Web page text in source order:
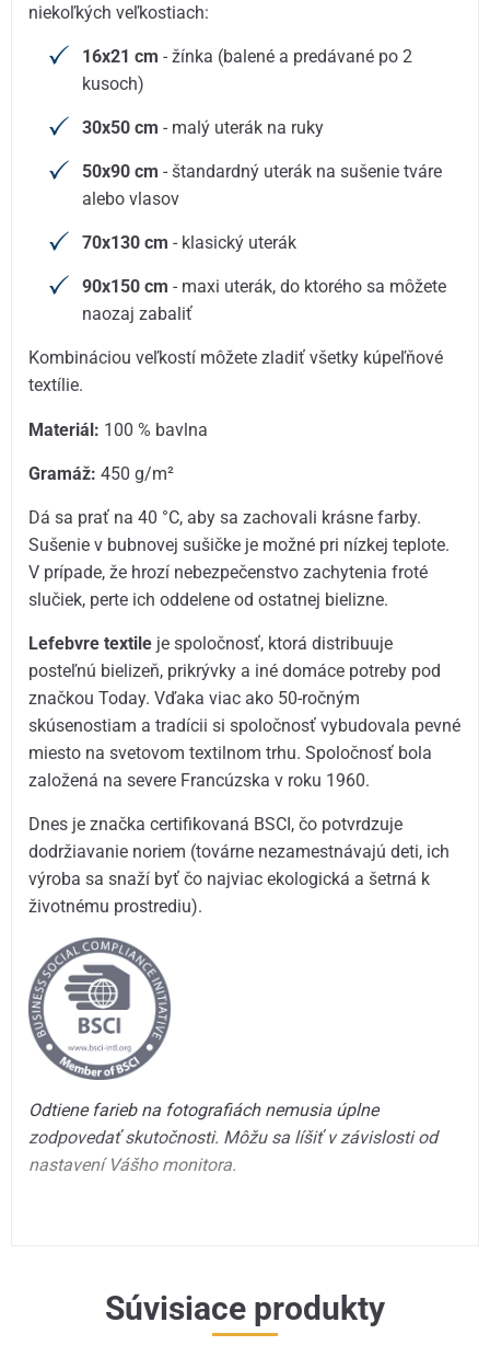
niekoľkých veľkostiach:
16x21 cm - žínka (balené a predávané po 2
kusoch)
30x50 cm - malý uterák na ruky
50x90 cm - štandardný uterák na sušenie tváre
alebo vlasov
70x130 cm - klasický uterák
90x150 cm - maxi uterák, do ktorého sa môžete
naozaj zabaliť
Kombináciou veľkostí môžete zladiť všetky kúpeľňové
textílie.
Materiál: 100 % bavlna
Gramáž: 450 g/m²
Dá sa prať na 40 °C, aby sa zachovali krásne farby.
Sušenie v bubnovej sušičke je možné pri nízkej teplote.
V prípade, že hrozí nebezpečenstvo zachytenia froté
slučiek, perte ich oddelene od ostatnej bielizne.
Lefebvre textile je spoločnosť, ktorá distribuuje
posteľnú bielizeň, prikrývky a iné domáce potreby pod
značkou Today. Vďaka viac ako 50-ročným
skúsenostiam a tradícii si spoločnosť vybudovala pevné
miesto na svetovom textilnom trhu. Spoločnosť bola
založená na severe Francúzska v roku 1960.
Dnes je značka certifikovaná BSCI, čo potvrdzuje
dodržiavanie noriem (továrne nezamestnávajú deti, ich
výroba sa snaží byť čo najviac ekologická a šetrná k
životnému prostrediu).
Odtiene farieb na fotografiách nemusia úplne
zodpovedať skutočnosti. Môžu sa líšiť v závislosti od
nastavení Vášho monitora.
Súvisiace produkty